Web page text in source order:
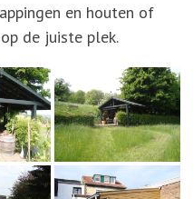
en houten of
de juiste plek.